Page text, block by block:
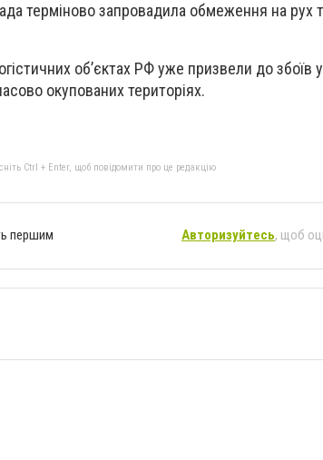
терміново запровадила обмеження на рух
об’єктах РФ уже призвели до збоїв у
окупованих територіях.
Ctrl + Enter, щоб повідомити про це редакцію
першим Авторизуйтесь, щоб